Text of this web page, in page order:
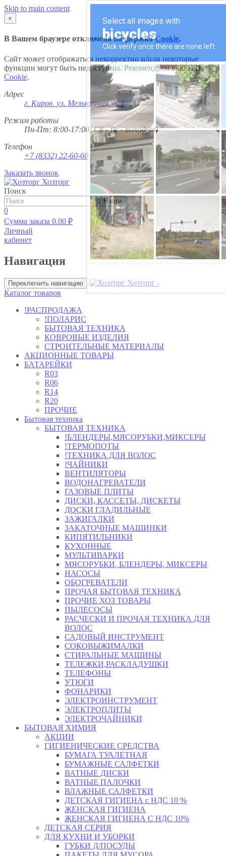
Skip to main content
×
В Вашем браузере отключена поддержкаCookie.
Сайт может отображаться некорректно и/или некоторые
функции могут быть недоступны. Рекомендуем включить
Cookie.
Адрес
г. Киров ул. Мельничная, д. 1
Режим работы
Пн-Пт: 8:00-17:00; Сб - Вс - выходной
Телефон
+7 (8332) 22-60-60
Заказать звонок
Хозторг
Поиск
Найти
0
Сумма заказа 0.00 ₽
Личный
кабинет
Навигация
Переключить навигацию
Хозторг -
Каталог товаров
!РАСПРОДАЖА
!ПОЛАРИС
БЫТОВАЯ ТЕХНИКА
КОВРОВЫЕ ИЗДЕЛИЯ
СТРОИТЕЛЬНЫЕ МАТЕРИАЛЫ
АКЦИОННЫЕ ТОВАРЫ
БАТАРЕЙКИ
R03
R06
R14
R20
ПРОЧИЕ
Бытовая техника
БЫТОВАЯ ТЕХНИКА
!БЛЕНДЕРЫ,МЯСОРУБКИ,МИКСЕРЫ
!ТЕРМОПОТЫ
!ТЕХНИКА ДЛЯ ВОЛОС
!ЧАЙНИКИ
ВЕНТИЛЯТОРЫ
ВОДОНАГРЕВАТЕЛИ
ГАЗОВЫЕ ПЛИТЫ
ДИСКИ, КАССЕТЫ, ДИСКЕТЫ
ДОСКИ ГЛАДИЛЬНЫЕ
ЗАЖИГАЛКИ
ЗАКАТОЧНЫЕ МАШИНКИ
КИПЯТИЛЬНИКИ
КУХОННЫЕ
МУЛЬТИВАРКИ
МЯСОРУБКИ, БЛЕНДЕРЫ, МИКСЕРЫ
НАСОСЫ
ОБОГРЕВАТЕЛИ
ПРОЧАЯ БЫТОВАЯ ТЕХНИКА
ПРОЧИЕ ХОЗ ТОВАРЫ
ПЫЛЕСОСЫ
РАСЧЕСКИ И ПРОЧАЯ ТЕХНИКА ДЛЯ
ВОЛОС
САДОВЫЙ ИНСТРУМЕНТ
СОКОВЫЖИМАЛКИ
СТИРАЛЬНЫЕ МАШИНЫ
ТЕЛЕЖКИ,РАСКЛАДУШКИ
ТЕЛЕФОНЫ
УТЮГИ
ФОНАРИКИ
ЭЛЕКТРОИНСТРУМЕНТ
ЭЛЕКТРОПЛИТЫ
ЭЛЕКТРОЧАЙНИКИ
БЫТОВАЯ ХИМИЯ
АКЦИИ
ГИГИЕНИЧЕСКИЕ СРЕДСТВА
БУМАГА ТУАЛЕТНАЯ
БУМАЖНЫЕ САЛФЕТКИ
ВАТНЫЕ ДИСКИ
ВАТНЫЕ ПАЛОЧКИ
ВЛАЖНЫЕ САЛФЕТКИ
ДЕТСКАЯ ГИГИЕНА с НДС 10 %
ЖЕНСКАЯ ГИГИЕНА
ЖЕНСКАЯ ГИГИЕНА С НДС 10%
ДЕТСКАЯ СЕРИЯ
ДЛЯ КУХНИ И УБОРКИ
ГУБКИ Д/ПОСУДЫ